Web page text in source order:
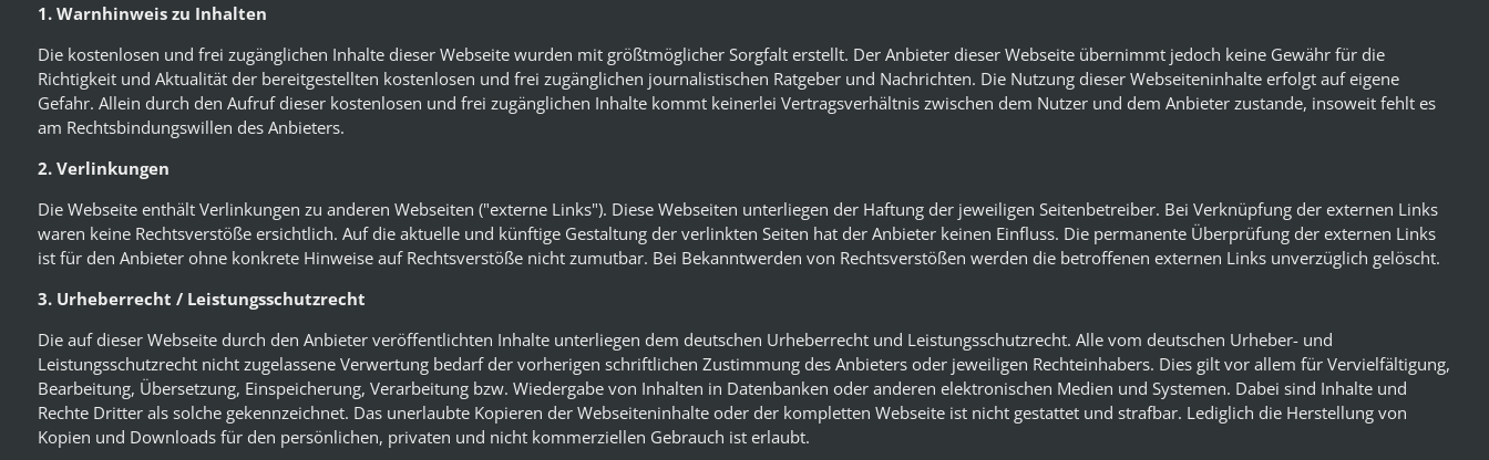
1. Warnhinweis zu Inhalten
Die kostenlosen und frei zugänglichen Inhalte dieser Webseite wurden mit größtmöglicher Sorgfalt erstellt. Der Anbieter dieser Webseite übernimmt jedoch keine Gewähr für die
Richtigkeit und Aktualität der bereitgestellten kostenlosen und frei zugänglichen journalistischen Ratgeber und Nachrichten. Die Nutzung dieser Webseiteninhalte erfolgt auf eigene
Gefahr. Allein durch den Aufruf dieser kostenlosen und frei zugänglichen Inhalte kommt keinerlei Vertragsverhältnis zwischen dem Nutzer und dem Anbieter zustande, insoweit fehlt es
am Rechtsbindungswillen des Anbieters.
2. Verlinkungen
Die Webseite enthält Verlinkungen zu anderen Webseiten ("externe Links"). Diese Webseiten unterliegen der Haftung der jeweiligen Seitenbetreiber. Bei Verknüpfung der externen Links
waren keine Rechtsverstöße ersichtlich. Auf die aktuelle und künftige Gestaltung der verlinkten Seiten hat der Anbieter keinen Einfluss. Die permanente Überprüfung der externen Links
ist für den Anbieter ohne konkrete Hinweise auf Rechtsverstöße nicht zumutbar. Bei Bekanntwerden von Rechtsverstößen werden die betroffenen externen Links unverzüglich gelöscht.
3. Urheberrecht / Leistungsschutzrecht
Die auf dieser Webseite durch den Anbieter veröffentlichten Inhalte unterliegen dem deutschen Urheberrecht und Leistungsschutzrecht. Alle vom deutschen Urheber- und
Leistungsschutzrecht nicht zugelassene Verwertung bedarf der vorherigen schriftlichen Zustimmung des Anbieters oder jeweiligen Rechteinhabers. Dies gilt vor allem für Vervielfältigung,
Bearbeitung, Übersetzung, Einspeicherung, Verarbeitung bzw. Wiedergabe von Inhalten in Datenbanken oder anderen elektronischen Medien und Systemen. Dabei sind Inhalte und
Rechte Dritter als solche gekennzeichnet. Das unerlaubte Kopieren der Webseiteninhalte oder der kompletten Webseite ist nicht gestattet und strafbar. Lediglich die Herstellung von
Kopien und Downloads für den persönlichen, privaten und nicht kommerziellen Gebrauch ist erlaubt.